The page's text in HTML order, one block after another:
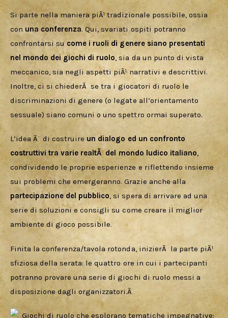
Si parte nella maniera piÃ¹ tradizionale possibile, ossia
con una conferenza. Qui, svariati ospiti potranno
confrontarsi su come i ruoli di genere siano presentati
nel mondo dei giochi di ruolo, sia da un punto di vista
meccanico, sia negli aspetti piÃ¹ narrativi e descrittivi.
Inoltre, ci si chiederÃ  se tra i giocatori di ruolo le
discriminazioni di genere (o legate all’orientamento
sessuale) siano comuni o uno spettro ormai superato.
L’idea Ã¨ di costruire un dialogo ed un confronto
costruttivi tra varie realtÃ  del mondo ludico italiano,
condividendo le proprie esperienze e riflettendo insieme
sui problemi che emergeranno. Grazie anche alla
partecipazione del pubblico, si spera di arrivare ad una
serie di soluzioni e consigli su come creare il miglior
ambiente di gioco possibile.
Finita la conferenza/tavola rotonda, inizierÃ  la parte piÃ¹
sfiziosa della serata: le quattro ore in cui i partecipanti
potranno provare una serie di giochi di ruolo messi a
disposizione dagli organizzatori.Â